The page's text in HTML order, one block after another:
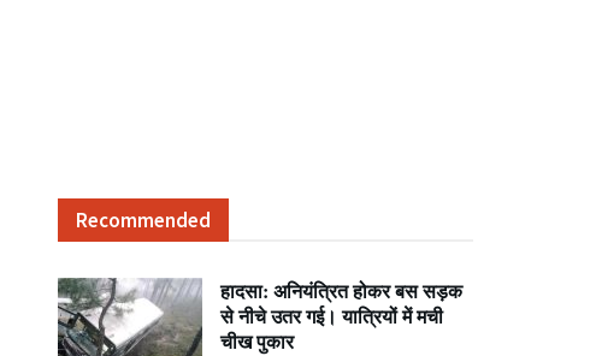
Recommended
हादसा: अनियंत्रित होकर बस सड़क
से नीचे उतर गई। यात्रियों में मची
चीख पुकार